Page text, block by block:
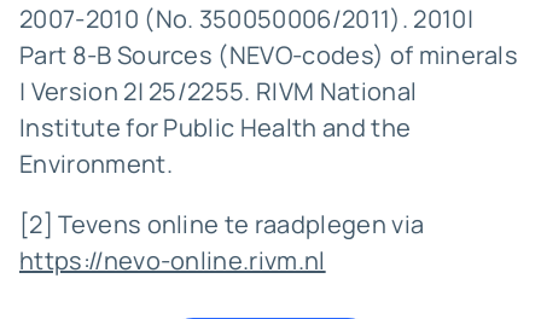
2007-2010 (No. 350050006/2011). 2010|
Part 8-B Sources (NEVO-codes) of minerals
| Version 2| 25/2255. RIVM National
Institute for Public Health and the
Environment.
[2] Tevens online te raadplegen via
https://nevo-online.rivm.nl